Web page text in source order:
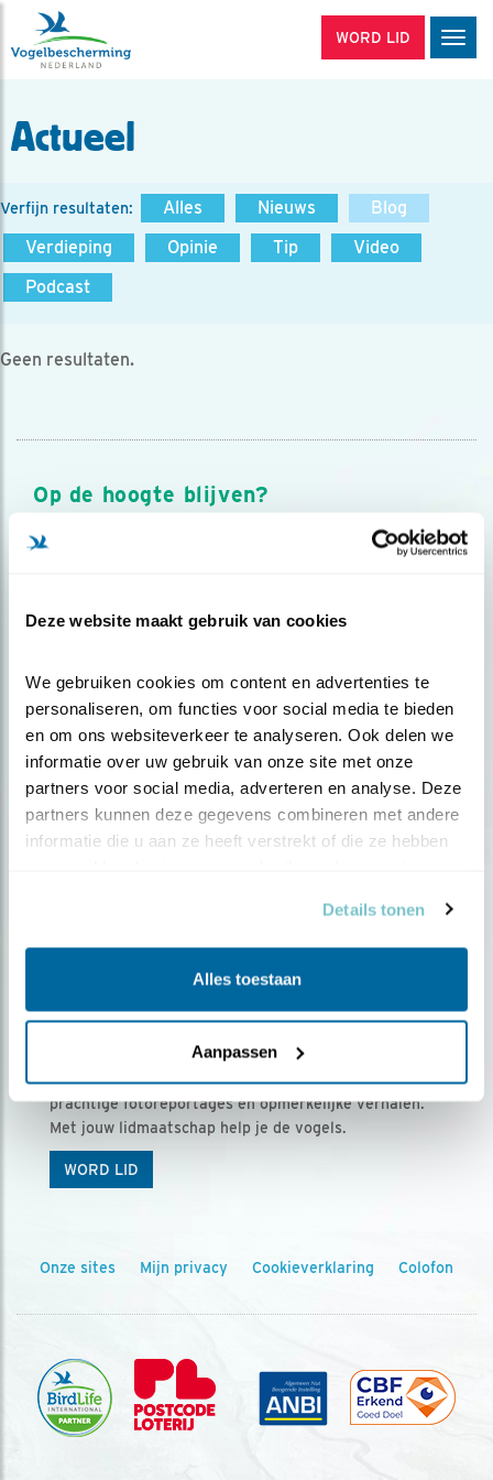
Deze website maakt gebruik van cookies
We gebruiken cookies om content en advertenties te
personaliseren, om functies voor social media te bieden
en om ons websiteverkeer te analyseren. Ook delen we
informatie over uw gebruik van onze site met onze
partners voor social media, adverteren en analyse. Deze
partners kunnen deze gegevens combineren met andere
informatie die u aan ze heeft verstrekt of die ze hebben
Details tonen
Alles toestaan
Aanpassen
WORD LID
Actueel
Verfijn resultaten: Alles Nieuws
Blog
Verdieping
Opinie Tip
Video
Podcast
Geen resultaten.
Op de hoogte blijven?
Meld je aan en ontvang nieuws, inspiratie, acties en tips
over vogels en activiteiten van Vogelbescherming.
Ontvang 5 x Vogels voor € 36,00 per jaar
Vogels is het tijdschrift voor onze leden, met
prachtige fotoreportages en opmerkelijke verhalen.
Met jouw lidmaatschap help je de vogels.
WORD LID
Onze sites Mijn privacy Cookieverklaring Colofon